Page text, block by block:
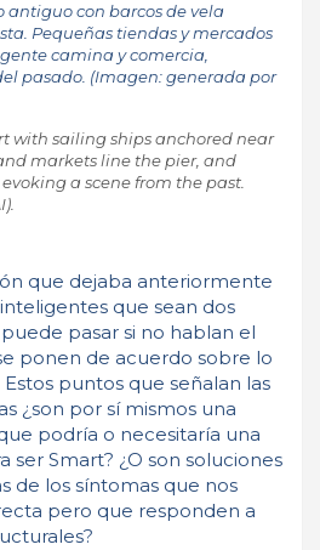
antiguo con barcos de vela
Pequeñas tiendas y mercados
camina y comercia,
pasado. (Imagen: generada por
with sailing ships anchored near
markets line the pier, and
a scene from the past.
que dejaba anteriormente
que sean dos
pasar si no hablan el
ponen de acuerdo sobre lo
puntos que señalan las
¿son por sí mismos una
podría o necesitaría una
ser Smart? ¿O son soluciones
de los síntomas que nos
pero que responden a